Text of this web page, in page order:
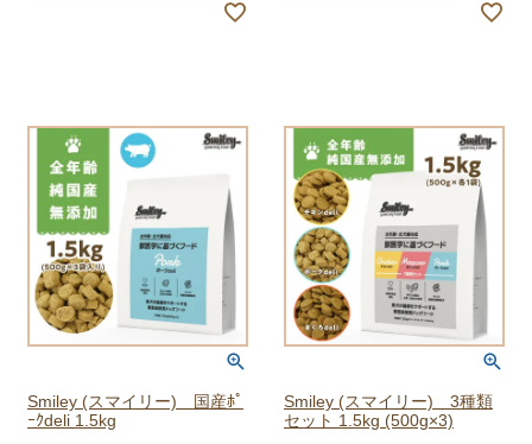
Smiley (スマイリー) 国産ﾎﾟ
ｰｸdeli 1.5kg
Smiley (スマイリー) 3種類
セット 1.5kg (500g×3)